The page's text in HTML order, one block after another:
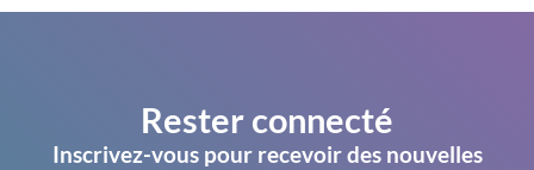
Rester connecté
Inscrivez-vous pour recevoir des nouvelles